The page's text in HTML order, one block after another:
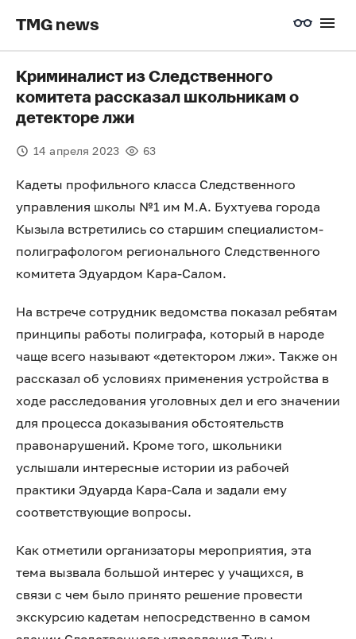
TMG news
Криминалист из Следственного
комитета рассказал школьникам о
детекторе лжи
14 апреля 2023 63
Кадеты профильного класса Следственного
управления школы №1 им М.А. Бухтуева города
Кызыла встретились со старшим специалистом-
полиграфологом регионального Следственного
комитета Эдуардом Кара-Салом.
На встрече сотрудник ведомства показал ребятам
принципы работы полиграфа, который в народе
чаще всего называют «детектором лжи». Также он
рассказал об условиях применения устройства в
ходе расследования уголовных дел и его значении
для процесса доказывания обстоятельств
правонарушений. Кроме того, школьники
услышали интересные истории из рабочей
практики Эдуарда Кара-Сала и задали ему
соответствующие вопросы.
Как отметили организаторы мероприятия, эта
тема вызвала большой интерес у учащихся, в
связи с чем было принято решение провести
экскурсию кадетам непосредственно в самом